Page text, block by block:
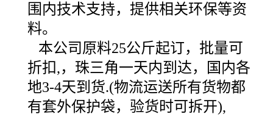
围内技术支持，提供相关环保等资
料。
本公司原料25公斤起订，批量可
折扣, ，珠三角一天内到达，国内各
地3-4天到货.(物流运送所有货物都
有套外保护袋，验货时可拆开),